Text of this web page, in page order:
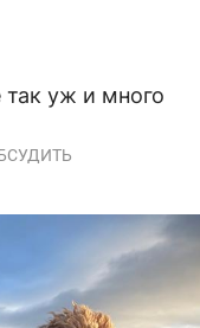
так уж и много